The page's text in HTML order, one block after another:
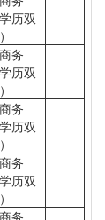
学历双
务
学历双
务
学历双
务
学历双
务